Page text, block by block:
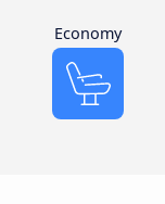
Economy